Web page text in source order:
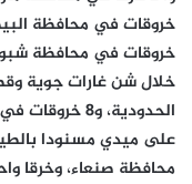
خلال شن غارات جوية
الحدودية،
على ميدي مسنودا
محافظة صنعاء، وخرقا